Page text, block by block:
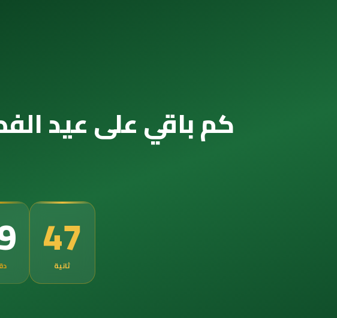
كم باقي على عيد الفطر 2085 — العداد التنازلي
45
ثانية